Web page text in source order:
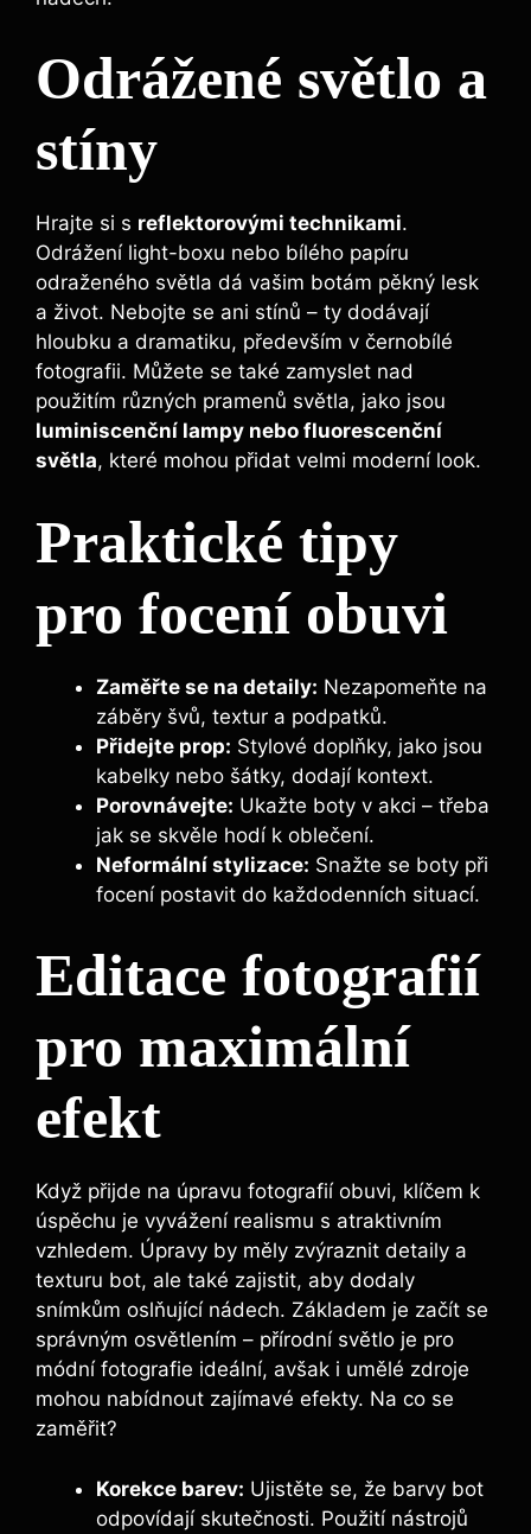
Odrážené světlo a
stíny
Hrajte si s reflektorovými technikami.
Odrážení light-boxu nebo bílého papíru
odraženého světla dá vašim botám pěkný lesk
a život. Nebojte se ani stínů – ty dodávají
hloubku a dramatiku, především v černobílé
fotografii. Můžete se také zamyslet nad
použitím různých pramenů světla, jako jsou
luminiscenční lampy nebo fluorescenční
světla, které mohou přidat velmi moderní look.
Praktické tipy
pro focení obuvi
Zaměřte se na detaily: Nezapomeňte na
záběry švů, textur a podpatků.
Přidejte prop: Stylové doplňky, jako jsou
kabelky nebo šátky, dodají kontext.
Porovnávejte: Ukažte boty v akci – třeba
jak se skvěle hodí k oblečení.
Neformální stylizace: Snažte se boty při
focení postavit do každodenních situací.
Editace fotografií
pro maximální
efekt
Když přijde na úpravu fotografií obuvi, klíčem k
úspěchu je vyvážení realismu s atraktivním
vzhledem. Úpravy by měly zvýraznit detaily a
texturu bot, ale také zajistit, aby dodaly
snímkům oslňující nádech. Základem je začít se
správným osvětlením – přírodní světlo je pro
módní fotografie ideální, avšak i umělé zdroje
mohou nabídnout zajímavé efekty. Na co se
zaměřit?
Korekce barev: Ujistěte se, že barvy bot
odpovídají skutečnosti. Použití nástrojů